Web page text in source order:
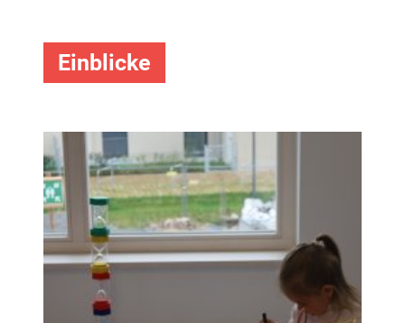
Einblicke